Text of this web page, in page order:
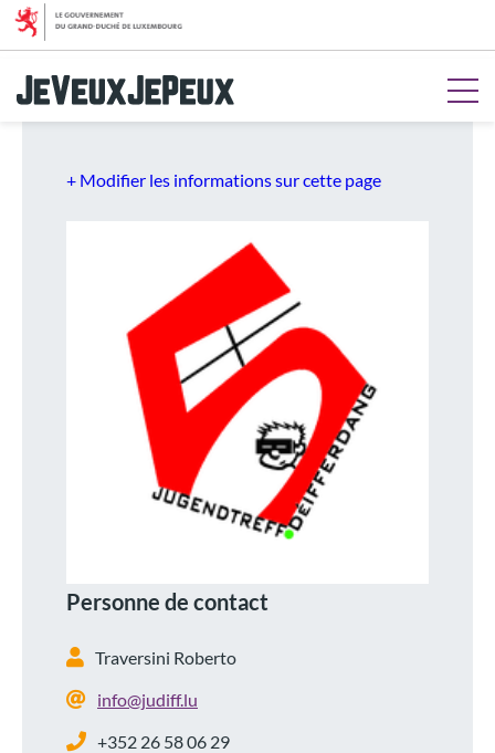
Aller au menu
Aller à la recherche
+ Modifier les informations sur cette page
Personne de contact
Traversini Roberto
info@judiff.lu
+352 26 58 06 29